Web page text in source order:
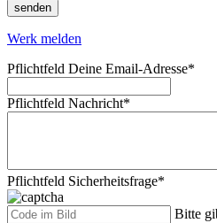
senden
Werk melden
Pflichtfeld Deine Email-Adresse*
Pflichtfeld Nachricht*
Pflichtfeld Sicherheitsfrage*
Bitte